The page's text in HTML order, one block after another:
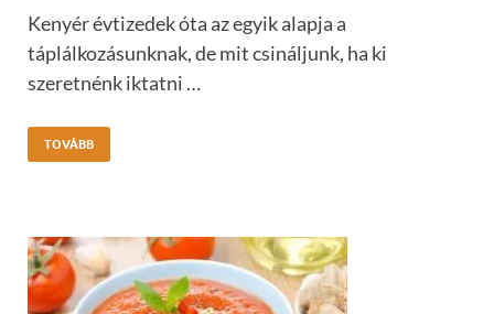
Kenyér évtizedek óta az egyik alapja a
táplálkozásunknak, de mit csináljunk, ha ki
szeretnénk iktatni …
TOVÁBB